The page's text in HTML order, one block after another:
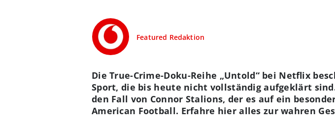
Featured Redaktion
Die True-Crime-Doku-Reihe „Untold“ bei Netflix
Sport, die bis heute nicht vollständig aufgeklärt
den Fall von Connor Stalions, der es auf ein
American Football. Erfahre hier alles zur wahren